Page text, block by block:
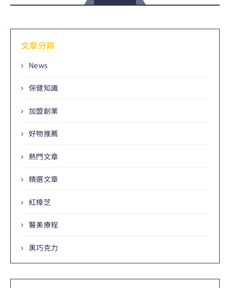
文章分類
News
保健知識
加盟創業
好物推薦
熱門文章
精選文章
紅樟芝
醫美療程
黑巧克力